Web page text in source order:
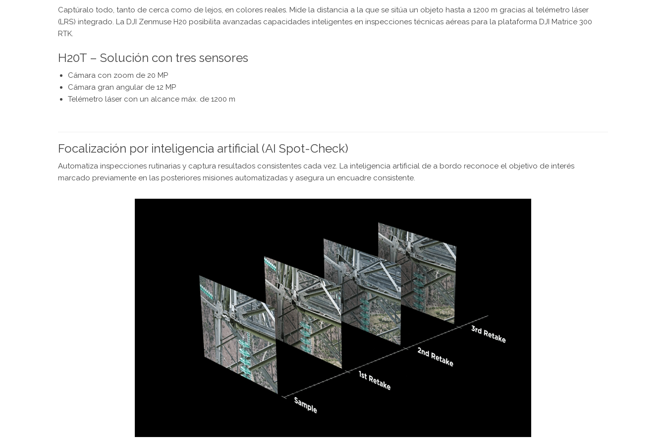
Captúralo todo, tanto de cerca como de lejos, en colores reales. Mide la distancia a la que se sitúa un objeto hasta a 1200 m gracias al telémetro láser
(LRS) integrado. La DJI Zenmuse H20 posibilita avanzadas capacidades inteligentes en inspecciones técnicas aéreas para la plataforma DJI Matrice 300
RTK.
H20T – Solución con tres sensores
Cámara con zoom de 20 MP
Cámara gran angular de 12 MP
Telémetro láser con un alcance máx. de 1200 m
Focalización por inteligencia artificial (AI Spot-Check)
Automatiza inspecciones rutinarias y captura resultados consistentes cada vez. La inteligencia artificial de a bordo reconoce el objetivo de interés
marcado previamente en las posteriores misiones automatizadas y asegura un encuadre consistente.